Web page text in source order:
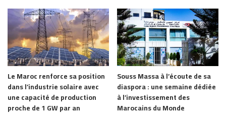
Le Maroc renforce sa position
dans l’industrie solaire avec
une capacité de production
proche de 1 GW par an
Souss Massa à l’écoute de sa
diaspora : une semaine dédiée
à l’investissement des
Marocains du Monde